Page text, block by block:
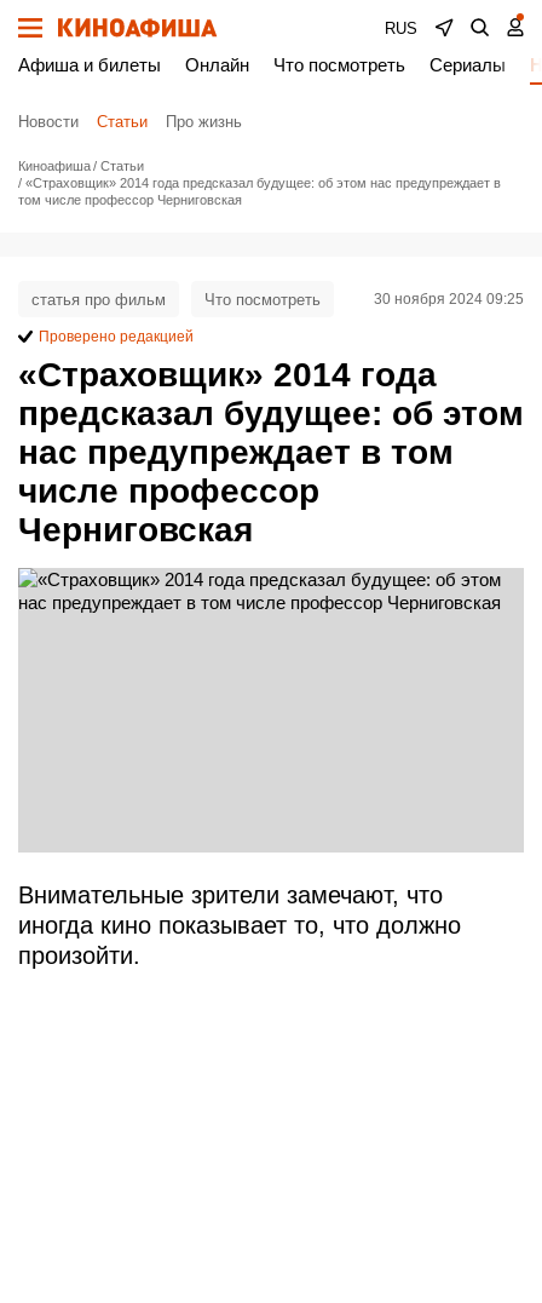
RUS
Афиша и билеты Онлайн Что посмотреть Сериалы
Новости Статьи Про жизнь
Киноафиша
Статьи
«Страховщик» 2014 года предсказал будущее: об этом нас предупреждает в
том числе профессор Черниговская
«Страховщик» 2014 года
предсказал будущее: об этом
нас предупреждает в том
числе профессор
Черниговская
статья про фильм Что посмотреть 30 ноября 2024 09:25
Проверено редакцией
Внимательные зрители замечают, что
иногда кино показывает то, что должно
произойти.